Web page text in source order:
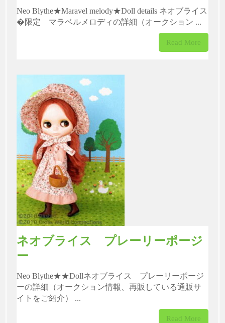
Neo Blythe★Maravel melody★Doll details ネオブライス
�限定 マラベルメロディの詳細（オークション ...
Read More
ネオブライス プレーリーポージ
ー
Neo Blythe★★Dollネオブライス プレーリーポージ
ーの詳細（オークション情報、再販している通販サ
イトをご紹介） ...
Read More